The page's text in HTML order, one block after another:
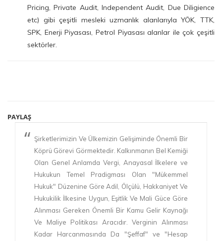
Pricing, Private Audit, Independent Audit, Due Diligience
etc) gibi çeşitli mesleki uzmanlık alanlarıyla YÖK, TTK,
SPK, Enerji Piyasası, Petrol Piyasası alanlar ile çok çeşitli
sektörler.
PAYLAŞ
Şirketlerimizin Ve Ülkemizin Gelişiminde Önemli Bir
Köprü Görevi Görmektedir. Kalkınmanın Bel Kemiği
Olan Genel Anlamda Vergi, Anayasal İlkelere ve
Hukukun Temel Pradigması Olan "Mükemmel
Hukuk" Düzenine Göre Adil, Ölçülü, Hakkaniyet Ve
Hukukilik İlkesine Uygun, Eşitlik Ve Mali Güce Göre
Alınması Gereken Önemli Bir Kamu Gelir Kaynağı
Ve Maliye Politikası Aracıdır. Verginin Alınması
Kadar Harcanmasında Da "Şeffaf" ve "Hesap